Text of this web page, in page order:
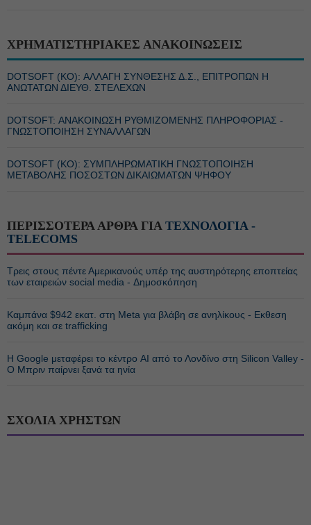
ΧΡΗΜΑΤΙΣΤΗΡΙΑΚΕΣ ΑΝΑΚΟΙΝΩΣΕΙΣ
DOTSOFT (ΚΟ): ΑΛΛΑΓΗ ΣΥΝΘΕΣΗΣ Δ.Σ., ΕΠΙΤΡΟΠΩΝ Η
ΑΝΩΤΑΤΩΝ ΔΙΕΥΘ. ΣΤΕΛΕΧΩΝ
DOTSOFT: ΑΝΑΚΟΙΝΩΣΗ ΡΥΘΜΙΖΟΜΕΝΗΣ ΠΛΗΡΟΦΟΡΙΑΣ -
ΓΝΩΣΤΟΠΟΙΗΣΗ ΣΥΝΑΛΛΑΓΩΝ
DOTSOFT (ΚΟ): ΣΥΜΠΛΗΡΩΜΑΤΙΚΗ ΓΝΩΣΤΟΠΟΙΗΣΗ
ΜΕΤΑΒΟΛΗΣ ΠΟΣΟΣΤΩΝ ΔΙΚΑΙΩΜΑΤΩΝ ΨΗΦΟΥ
ΠΕΡΙΣΣΟΤΕΡΑ ΑΡΘΡΑ ΓΙΑ ΤΕΧΝΟΛΟΓΙΑ -
TELECOMS
Τρεις στους πέντε Αμερικανούς υπέρ της αυστηρότερης εποπτείας
των εταιρειών social media - Δημοσκόπηση
Καμπάνα $942 εκατ. στη Meta για βλάβη σε ανηλίκους - Εκθεση
ακόμη και σε trafficking
Η Google μεταφέρει το κέντρο AI από το Λονδίνο στη Silicon Valley -
Ο Μπριν παίρνει ξανά τα ηνία
ΣΧΟΛΙΑ ΧΡΗΣΤΩΝ